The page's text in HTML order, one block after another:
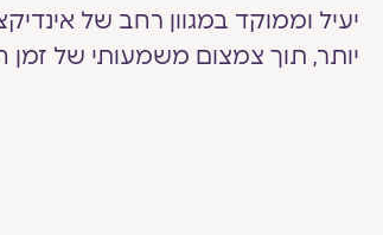
יעיל וממוקד במגוון רחב של
יותר, תוך צמצום משמעותי של